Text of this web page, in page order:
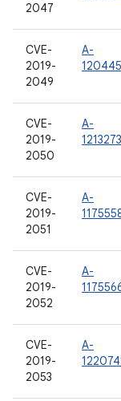
2047
CVE-
2019-
2049
A-
CVE-
2019-
2050
A-
CVE-
2019-
2051
A-
CVE-
2019-
2052
A-
CVE-
2019-
2053
A-